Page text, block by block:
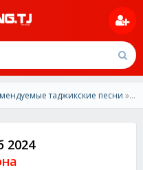
таджикские песни » Мичгона - Шаб Шаб 2024